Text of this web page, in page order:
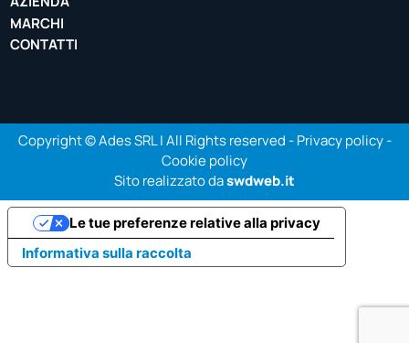
MARCHI
CONTATTI
Copyright © Ades SRL | All Rights reserved -Privacy policy-
Cookie policy
Sito realizzato daswdweb.it
Informativa sulla raccolta
Le tue preferenze relative alla privacy